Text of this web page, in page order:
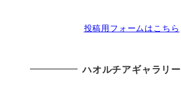
投稿用フォームはこちら
ハオルチアギャラリー